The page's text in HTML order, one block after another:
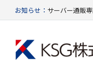
お知らせ： サーバー通販